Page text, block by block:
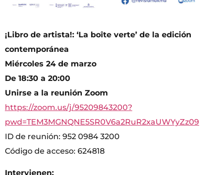
¡Libro de artista!: ‘La boîte verte’ de la edición
contemporánea
Miércoles 24 de marzo
De 18:30 a 20:00
Unirse a la reunión Zoom
https://zoom.us/j/95209843200?
pwd=TEM3MGNQNE5SR0V6a2RuR2xaUWYyZz09
ID de reunión: 952 0984 3200
Código de acceso: 624818
Intervienen: